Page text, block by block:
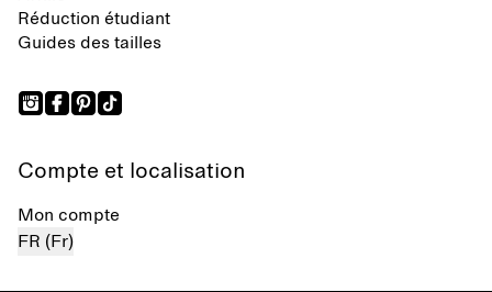
Réduction étudiant
Guides des tailles
Compte et localisation
Mon compte
FR (Fr)